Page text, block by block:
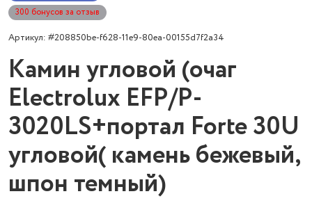
300 бонусов за отзыв
Артикул: #208850be-f628-11e9-80ea-00155d7f2a34
Камин угловой (очаг
Electrolux EFP/P-
3020LS+портал Forte 30U
угловой( камень бежевый,
шпон темный)